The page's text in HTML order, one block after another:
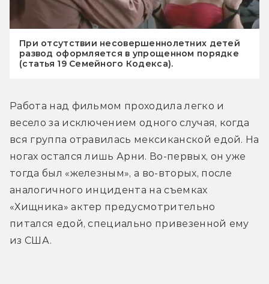
При отсутствии несовершеннолетних детей
развод оформляется в упрощенном порядке
(статья 19 Семейного Кодекса).
Работа над фильмом проходила легко и
весело за исключением одного случая, когда
вся группа отравилась мексиканской едой. На
ногах остался лишь Арни. Во-первых, он уже
тогда был «железным», а во-вторых, после
аналогичного инцидента на съемках
«Хищника» актер предусмотрительно
питался едой, специально привезенной ему
из США.